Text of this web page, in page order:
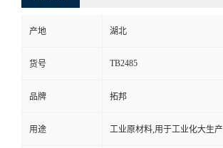
产地 湖北
货号 TB2485
品牌 拓邦
用途 工业原材料,用于工业化大生产